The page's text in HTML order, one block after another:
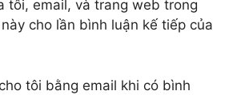
tôi, email, và trang web trong
cho lần bình luận kế tiếp của
tôi bằng email khi có bình